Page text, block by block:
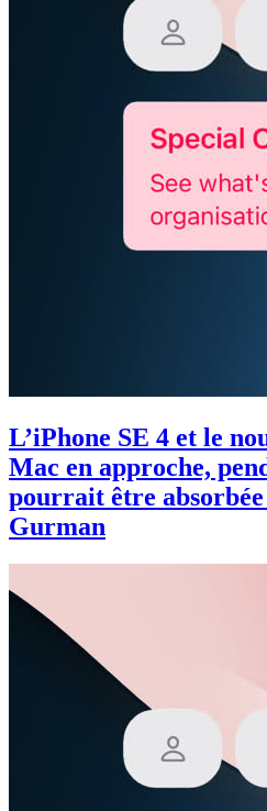
L’iPhone SE 4 et le
Mac en approche,
pourrait être absorbée
Gurman